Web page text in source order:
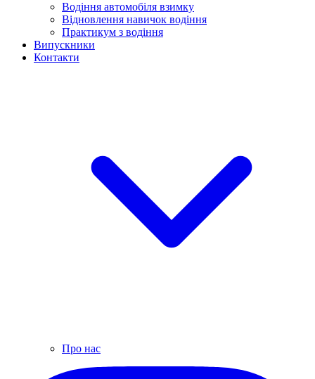
Водіння автомобіля взимку
Відновлення навичок водіння
Практикум з водіння
Випускники
Контакти
Про нас